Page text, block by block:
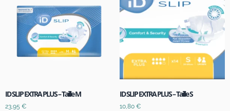
ID SLIP EXTRA PLUS – Taille M
23,95 €
ID SLIP EXTRA PLUS – Taille S
10,80 €